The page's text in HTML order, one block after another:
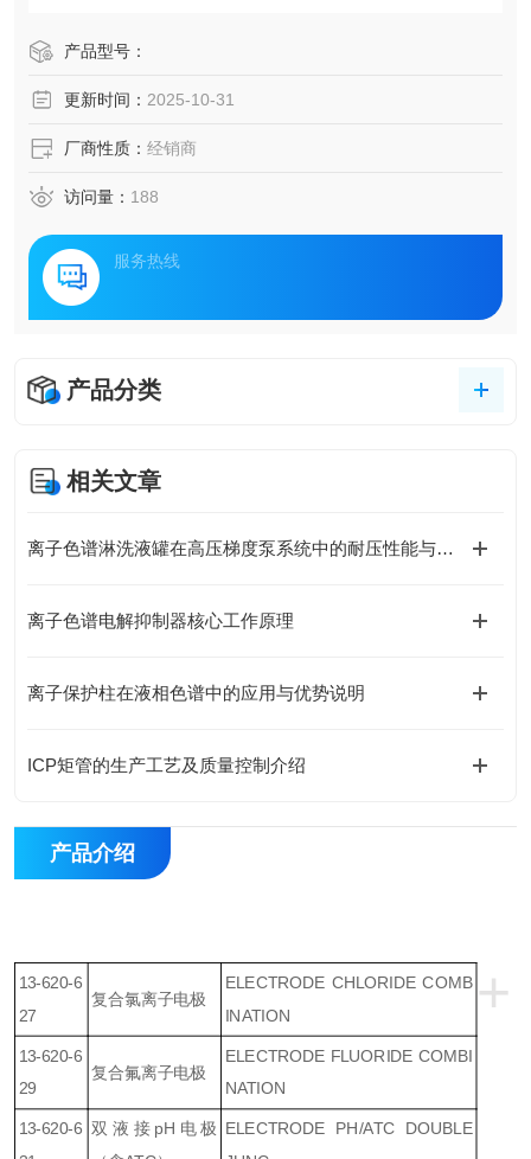
产品型号：
更新时间： 2025-10-31
厂商性质： 经销商
访问量： 188
服务热线
产品分类
相关文章
离子色谱淋洗液罐在高压梯度泵系统中的耐压性能与密封设计
离子色谱电解抑制器核心工作原理
离子保护柱在液相色谱中的应用与优势说明
ICP矩管的生产工艺及质量控制介绍
产品介绍
+
13-620-6
27
复合氯离子电极
ELECTRODE CHLORIDE COMB
INATION
13-620-6
29
复合氟离子电极
ELECTRODE FLUORIDE COMBI
NATION
13-620-6 双液接pH电极 ELECTRODE PH/ATC DOUBLE